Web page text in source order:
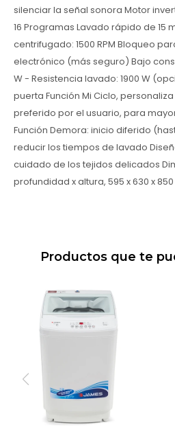
silenciar la señal sonora Motor
16 Programas Lavado rápido de 15
centrifugado: 1500 RPM Bloqueo
electrónico (más seguro) Bajo
W - Resistencia lavado: 1900 W
puerta Función Mi Ciclo,
preferido por el usuario, para
Función Demora: inicio diferido
reducir los tiempos de lavado
cuidado de los tejidos delicados
profundidad x altura, 595 x 630 x
Productos que te